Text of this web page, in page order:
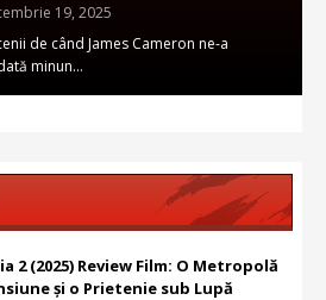
19, 2025
de când James Cameron ne-a
minun…
2 (2025) Review Film: O Metropolă
și o Prietenie sub Lupă